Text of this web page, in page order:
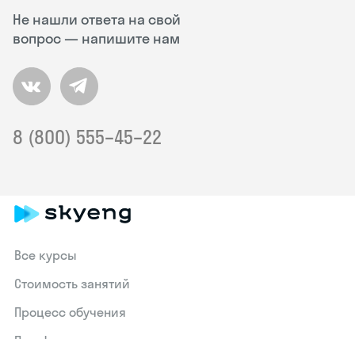
Не нашли ответа на свой
вопрос — напишите нам
8 (800) 555–45–22
Все курсы
Стоимость занятий
Процесс обучения